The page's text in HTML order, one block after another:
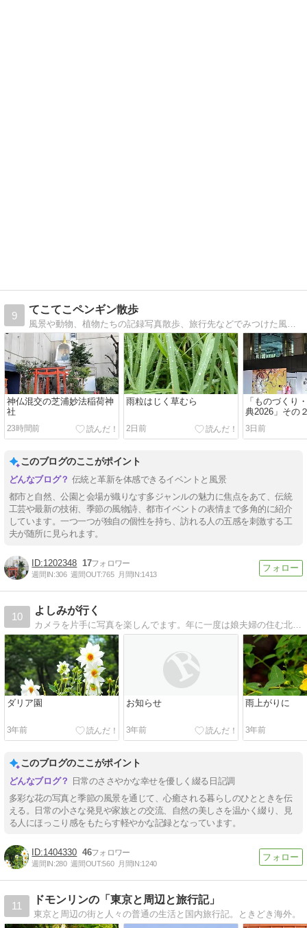
9
てこてこペンギン散歩
神仏混交の芝浦妙法稲荷神
社
23時間前
雨粒はじく草むら
2日前
「ものづくり
典2026」その
3日前
このブログのここがポイント
伝統と革新を体感できるイベントと風景
都市と自然、公園と会場が織りなす多ジャンルの魅力に焦点をあて、伝統
工芸や最新の技術、季節の風物詩、都市イベントの表情まで多角的に紹介
しています。一つ一つが独自の個性を持ち、訪れる人の五感を刺激する工
夫が随所に見られます。
1202348 17
週間IN:306 週間OUT:765 月間IN:1413
10
よしみが行く
カメラを片手に写真を楽しんでます。年に一度は娘夫婦の住む北海道に遊びに行ったり 気ままな日々を綴っています
ダリア園
3年前
お知らせ
3年前
雨上がりに
3年前
このブログのここがポイント
日常のささやかな幸せを優しく綴る日記調
多彩な花の写真と季節の風景を通じて、心癒される暮らしのひとときを伝
える。日常の小さな発見や家族との交流、自然の美しさを温かく綴り、見
る人にほっこり感をもたらす軽やかな記録となっています。
1404330 46
週間IN:280 週間OUT:560 月間IN:1240
11
ドモンリンの「東京と周辺と旅行記」
東京と周辺の街と人々の普通の生活と国内旅行記。ときどき海外。